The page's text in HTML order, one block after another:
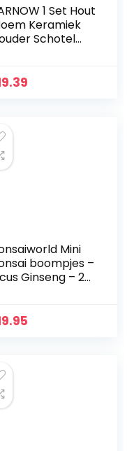
1 Set Hout
Keramiek
Schotel
Houten Xmas
Mini
boompjes –
Ginseng – 2
Hoogte +/- 21